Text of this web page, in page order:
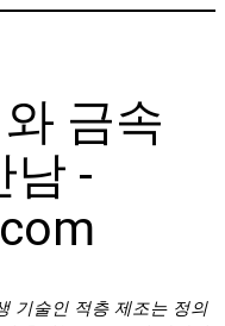
금속
남 -
기술인 적층 제조는 정의